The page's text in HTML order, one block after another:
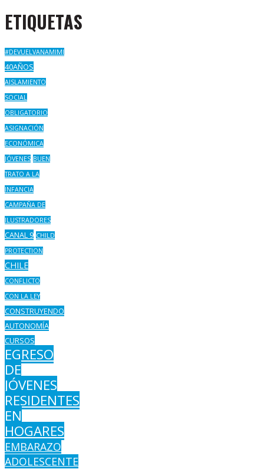
ETIQUETAS
#DEVUELVANAMIMI
40AÑOS
AISLAMIENTO
SOCIAL
OBLIGATORIO
ASIGNACIÓN
ECONÓMICA
JÓVENES BUEN
TRATO A LA
INFANCIA
CAMPAÑA DE
ILUSTRADORES
CANAL 9 CHILD
PROTECTION
CHILE
CONFLICTO
CON LA LEY
CONSTRUYENDO
AUTONOMÍA
CURSOS
EGRESO
DE
JÓVENES
RESIDENTES
EN
HOGARES
EMBARAZO
ADOLESCENTE